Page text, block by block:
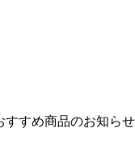
すめ商品のお知ら